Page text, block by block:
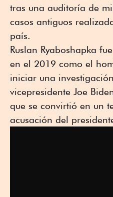
tras una auditoría de
casos antiguos
país.
Ruslan Ryaboshapka
en el 2019 como el
iniciar una
vicepresidente Joe
que se convirtió en un
acusación del